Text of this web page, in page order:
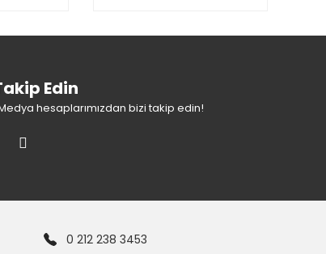
Edin
hesaplarımızdan bizi takip edin!
0 212 238 3453